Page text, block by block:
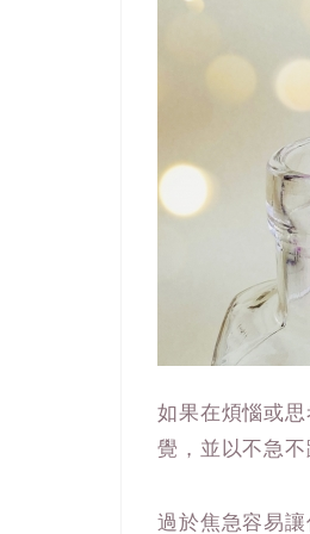
如果在煩惱或
覺，並以不急
過於焦急容易